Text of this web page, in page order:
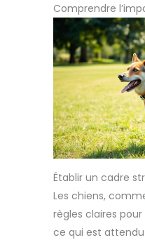
Comprendre
Établir un cadre
Les chiens,
règles claires
ce qui est attendu